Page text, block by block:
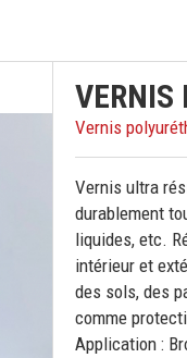
VERNIS
Vernis
Vernis ultra
durablement
liquides, etc.
intérieur et
des sols, des
comme
Application :